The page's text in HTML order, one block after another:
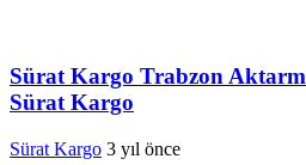
Sürat Kargo Trabzon
Sürat Kargo
Sürat Kargo 3 yıl önce